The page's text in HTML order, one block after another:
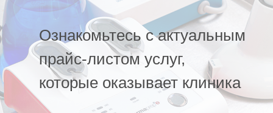
Ознакомьтесь с актуальным
прайс-листом услуг,
которые оказывает клиника